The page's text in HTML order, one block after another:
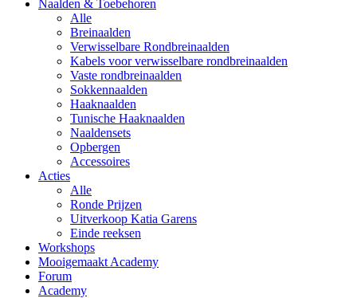
Naalden & Toebehoren
Alle
Breinaalden
Verwisselbare Rondbreinaalden
Kabels voor verwisselbare rondbreinaalden
Vaste rondbreinaalden
Sokkennaalden
Haaknaalden
Tunische Haaknaalden
Naaldensets
Opbergen
Accessoires
Acties
Alle
Ronde Prijzen
Uitverkoop Katia Garens
Einde reeksen
Workshops
Mooigemaakt Academy
Forum
Academy